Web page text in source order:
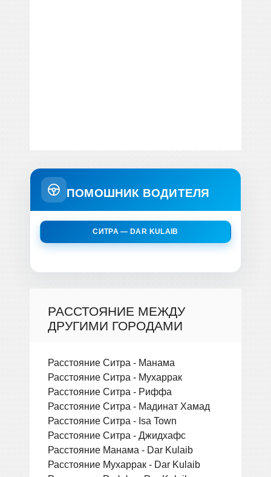
ПОМОШНИК ВОДИТЕЛЯ
СИТРА — DAR KULAIB
РАССТОЯНИЕ МЕЖДУ
ДРУГИМИ ГОРОДАМИ
Расстояние Ситра - Манама
Расстояние Ситра - Мухаррак
Расстояние Ситра - Риффа
Расстояние Ситра - Мадинат Хамад
Расстояние Ситра - Isa Town
Расстояние Ситра - Джидхафс
Расстояние Манама - Dar Kulaib
Расстояние Мухаррак - Dar Kulaib